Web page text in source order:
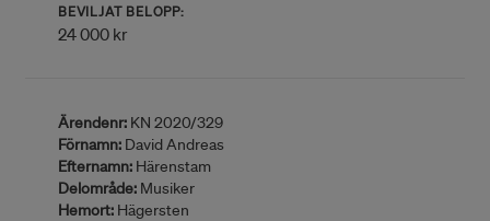
BEVILJAT BELOPP:
24 000 kr
Ärendenr: KN 2020/329
Förnamn: David Andreas
Efternamn: Härenstam
Delområde: Musiker
Hemort: Hägersten